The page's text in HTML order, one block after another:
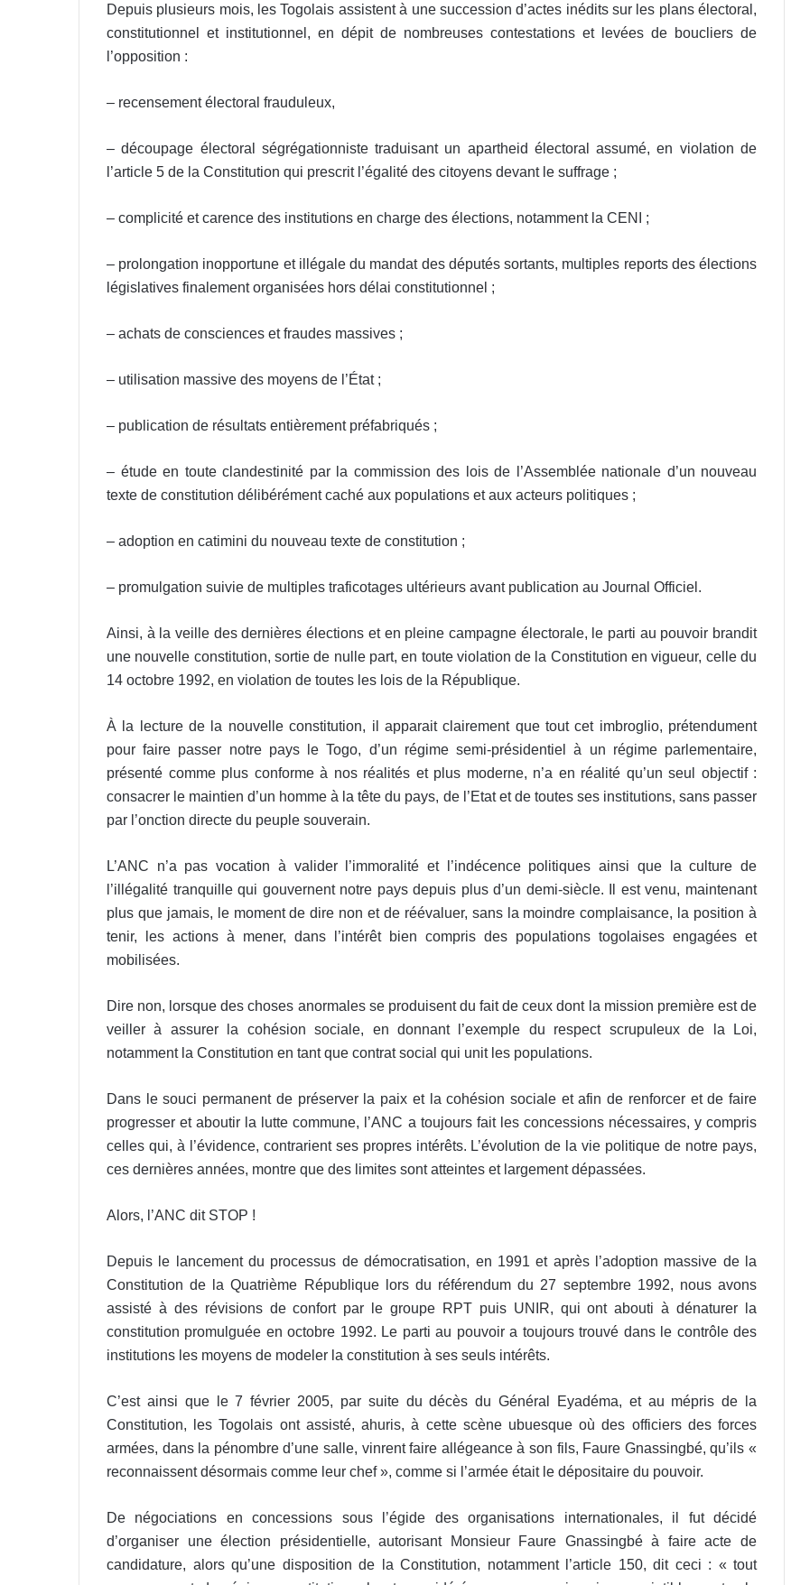
Depuis plusieurs mois, les Togolais assistent à une succession d’actes inédits sur les plans électoral,
constitutionnel et institutionnel, en dépit de nombreuses contestations et levées de boucliers de
l’opposition :
– recensement électoral frauduleux,
– découpage électoral ségrégationniste traduisant un apartheid électoral assumé, en violation de
l’article 5 de la Constitution qui prescrit l’égalité des citoyens devant le suffrage ;
– complicité et carence des institutions en charge des élections, notamment la CENI ;
– prolongation inopportune et illégale du mandat des députés sortants, multiples reports des élections
législatives finalement organisées hors délai constitutionnel ;
– achats de consciences et fraudes massives ;
– utilisation massive des moyens de l’État ;
– publication de résultats entièrement préfabriqués ;
– étude en toute clandestinité par la commission des lois de l’Assemblée nationale d’un nouveau
texte de constitution délibérément caché aux populations et aux acteurs politiques ;
– adoption en catimini du nouveau texte de constitution ;
– promulgation suivie de multiples traficotages ultérieurs avant publication au Journal Officiel.
Ainsi, à la veille des dernières élections et en pleine campagne électorale, le parti au pouvoir brandit
une nouvelle constitution, sortie de nulle part, en toute violation de la Constitution en vigueur, celle du
14 octobre 1992, en violation de toutes les lois de la République.
À la lecture de la nouvelle constitution, il apparait clairement que tout cet imbroglio, prétendument
pour faire passer notre pays le Togo, d’un régime semi-présidentiel à un régime parlementaire,
présenté comme plus conforme à nos réalités et plus moderne, n’a en réalité qu’un seul objectif :
consacrer le maintien d’un homme à la tête du pays, de l’Etat et de toutes ses institutions, sans passer
par l’onction directe du peuple souverain.
L’ANC n’a pas vocation à valider l’immoralité et l’indécence politiques ainsi que la culture de
l’illégalité tranquille qui gouvernent notre pays depuis plus d’un demi-siècle. Il est venu, maintenant
plus que jamais, le moment de dire non et de réévaluer, sans la moindre complaisance, la position à
tenir, les actions à mener, dans l’intérêt bien compris des populations togolaises engagées et
mobilisées.
Dire non, lorsque des choses anormales se produisent du fait de ceux dont la mission première est de
veiller à assurer la cohésion sociale, en donnant l’exemple du respect scrupuleux de la Loi,
notamment la Constitution en tant que contrat social qui unit les populations.
Dans le souci permanent de préserver la paix et la cohésion sociale et afin de renforcer et de faire
progresser et aboutir la lutte commune, l’ANC a toujours fait les concessions nécessaires, y compris
celles qui, à l’évidence, contrarient ses propres intérêts. L’évolution de la vie politique de notre pays,
ces dernières années, montre que des limites sont atteintes et largement dépassées.
Alors, l’ANC dit STOP !
Depuis le lancement du processus de démocratisation, en 1991 et après l’adoption massive de la
Constitution de la Quatrième République lors du référendum du 27 septembre 1992, nous avons
assisté à des révisions de confort par le groupe RPT puis UNIR, qui ont abouti à dénaturer la
constitution promulguée en octobre 1992. Le parti au pouvoir a toujours trouvé dans le contrôle des
institutions les moyens de modeler la constitution à ses seuls intérêts.
C’est ainsi que le 7 février 2005, par suite du décès du Général Eyadéma, et au mépris de la
Constitution, les Togolais ont assisté, ahuris, à cette scène ubuesque où des officiers des forces
armées, dans la pénombre d’une salle, vinrent faire allégeance à son fils, Faure Gnassingbé, qu’ils «
reconnaissent désormais comme leur chef », comme si l’armée était le dépositaire du pouvoir.
De négociations en concessions sous l’égide des organisations internationales, il fut décidé
d’organiser une élection présidentielle, autorisant Monsieur Faure Gnassingbé à faire acte de
candidature, alors qu’une disposition de la Constitution, notamment l’article 150, dit ceci : « tout